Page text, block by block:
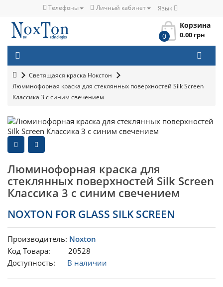
Телефоны Личный кабинет Язык
Корзина
0
0.00 грн
Светящаяся краска Нокстон
Люминофорная краска для стеклянных поверхностей Silk Screen
Классика 3 с синим свечением
Люминофорная краска для
стеклянных поверхностей Silk Screen
Классика 3 с синим свечением
NOXTON FOR GLASS SILK SCREEN
Производитель: Noxton
Код Товара: 20528
Доступность: В наличии